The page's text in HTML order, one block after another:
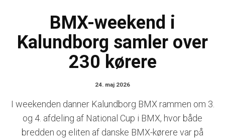
BMX-weekend i
Kalundborg samler over
230 kørere
24. maj 2026
I weekenden danner Kalundborg BMX rammen om 3.
og 4. afdeling af National Cup i BMX, hvor både
bredden og eliten af danske BMX-kørere var på